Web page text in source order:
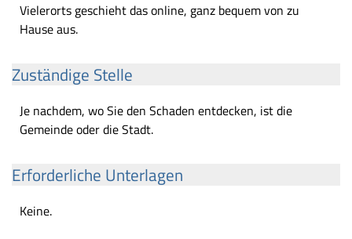
Vielerorts geschieht das online, ganz bequem von zu
Hause aus.
Zuständige Stelle
Je nachdem, wo Sie den Schaden entdecken, ist die
Gemeinde oder die Stadt.
Erforderliche Unterlagen
Keine.